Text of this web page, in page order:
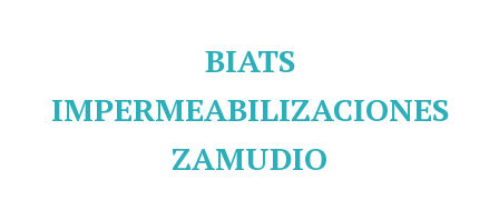
BIATS
IMPERMEABILIZACIONES
ZAMUDIO